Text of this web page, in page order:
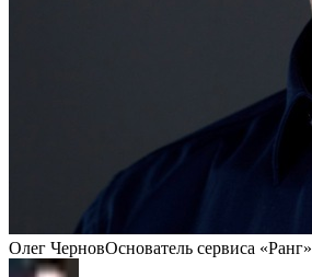
Олег ЧерновОснователь сервиса «Ранг»